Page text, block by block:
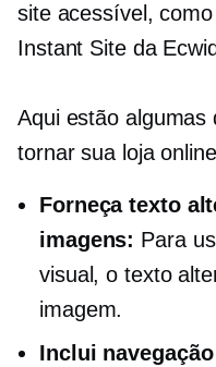
site acessível,
Instant Site da
Aqui estão algumas
tornar sua loja
Forneça texto
imagens: Para
visual, o texto
imagem.
Inclui